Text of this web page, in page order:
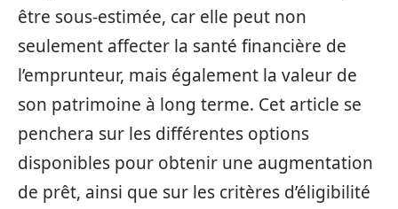
être sous-estimée, car elle peut non
seulement affecter la santé financière de
l’emprunteur, mais également la valeur de
son patrimoine à long terme. Cet article se
penchera sur les différentes options
disponibles pour obtenir une augmentation
de prêt, ainsi que sur les critères d’éligibilité